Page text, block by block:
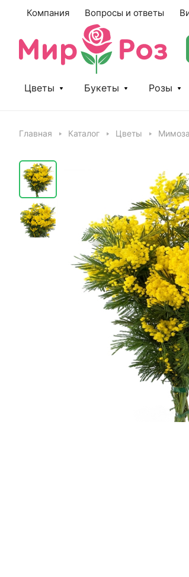
Компания Вопросы и ответы
Цветы Букеты Розы
Главная Каталог Цветы Мимоза